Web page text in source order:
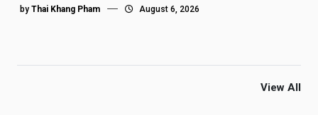
by Thai Khang Pham August 6, 2026
View All